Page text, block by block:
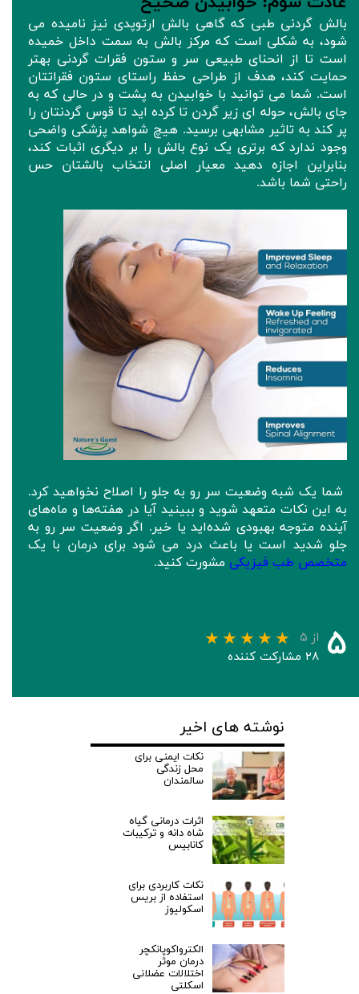
بالش گردنی طبی که گاهی بالش ارتوپدی نیز نامیده می
شود، به شکلی است که مرکز بالش به سمت داخل خمیده
است تا از انحنای طبیعی سر و ستون فقرات گردنی بهتر
حمایت کند، هدف از طراحی حفظ راستای ستون فقراتتان
است. شما می توانید با خوابیدن به پشت و در حالی که به
جای بالش، حوله ای زیر گردن تا کرده اید تا قوس گردنتان را
پر کند به تاثیر مشابهی برسید. هیچ شواهد پزشکی واضحی
وجود ندارد که برتری یک نوع بالش را بر دیگری اثبات کند،
بنابراین اجازه دهید معیار اصلی انتخاب بالشتان حس
راحتی شما باشد.
شما یک شبه وضعیت سر رو به جلو را اصلاح نخواهید کرد.
به این نکات متعهد شوید و ببینید آیا در هفته‌ها و ماه‌های
آینده متوجه بهبودی شده‌اید یا خیر. اگر وضعیت سر رو به
جلو شدید است یا باعث درد می شود برای درمان با یک
متخصص طب فیزیکی مشورت کنید.
۵ از ۵
۲۸ مشارکت کننده
نوشته های اخیر
نکات ایمنی برای
محل زندگی
سالمندان
اثرات درمانی گیاه
شاه دانه و ترکیبات
کانابیس
نکات کاربردی برای
استفاده از بریس
اسکولیوز
الکترواکوپانکچر
درمان موثر
اختلالات عضلانی
اسکلتی